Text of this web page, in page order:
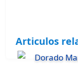
Articulos